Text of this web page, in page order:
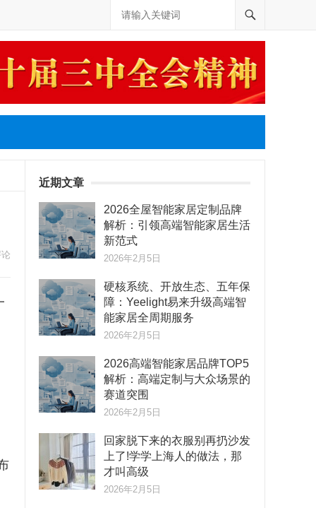
近期文章
2026全屋智能家居定制品牌
解析：引领高端智能家居生活
新范式
2026年2月5日
硬核系统、开放生态、五年保
障：Yeelight易来升级高端智
能家居全周期服务
2026年2月5日
2026高端智能家居品牌TOP5
解析：高端定制与大众场景的
赛道突围
2026年2月5日
回家脱下来的衣服别再扔沙发
上了!学学上海人的做法，那
才叫高级
2026年2月5日